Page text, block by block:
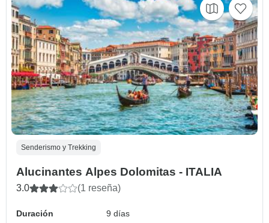
Senderismo y Trekking
Alucinantes Alpes Dolomitas - ITALIA
3.0 (1 reseña)
Duración
9 días